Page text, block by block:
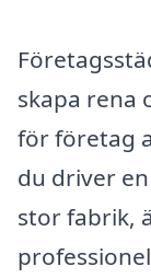
skapa rena
för företag
du driver
stor fabrik,